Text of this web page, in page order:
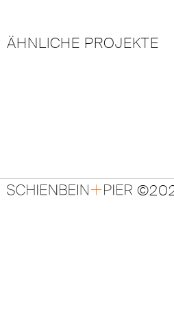
ÄHNLICHE PROJEKTE